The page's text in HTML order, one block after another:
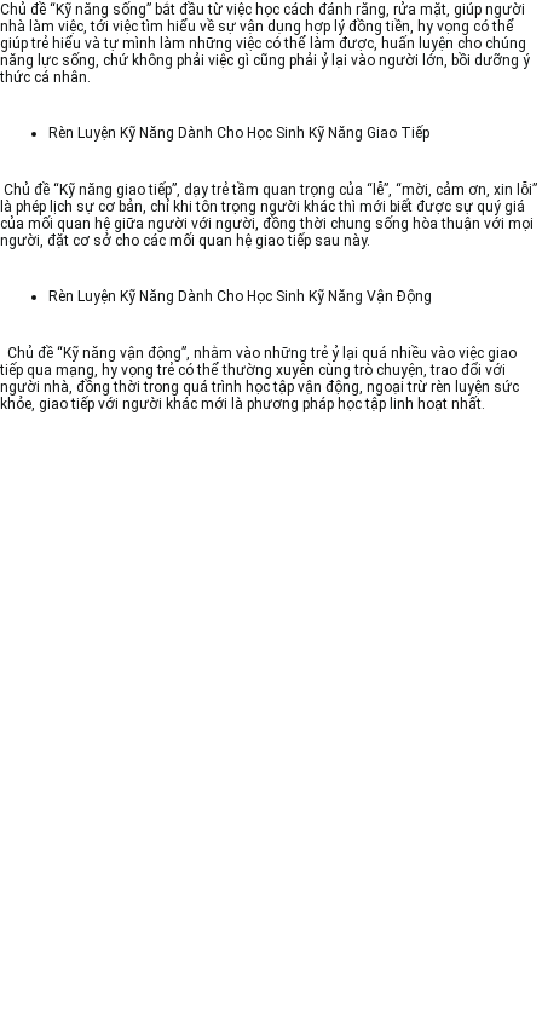
Chủ đề “Kỹ năng sống” bắt đầu từ việc học cách đánh răng, rửa mặt, giúp người
nhà làm việc, tới việc tìm hiểu về sự vận dụng hợp lý đồng tiền, hy vọng có thể
giúp trẻ hiểu và tự mình làm những việc có thể làm được, huấn luyện cho chúng
năng lực sống, chứ không phải việc gì cũng phải ỷ lại vào người lớn, bồi dưỡng ý
thức cá nhân.
Rèn Luyện Kỹ Năng Dành Cho Học Sinh Kỹ Năng Giao Tiếp
Chủ đề “Kỹ năng giao tiếp”, dạy trẻ tầm quan trọng của “lễ”, “mời, cảm ơn, xin lỗi”
là phép lịch sự cơ bản, chỉ khi tôn trọng người khác thì mới biết được sự quý giá
của mối quan hệ giữa người với người, đồng thời chung sống hòa thuận với mọi
người, đặt cơ sở cho các mối quan hệ giao tiếp sau này.
Rèn Luyện Kỹ Năng Dành Cho Học Sinh Kỹ Năng Vận Động
Chủ đề “Kỹ năng vận động”, nhằm vào những trẻ ỷ lại quá nhiều vào việc giao
tiếp qua mạng, hy vọng trẻ có thể thường xuyên cùng trò chuyện, trao đổi với
người nhà, đồng thời trong quá trình học tập vận động, ngoại trừ rèn luyện sức
khỏe, giao tiếp với người khác mới là phương pháp học tập linh hoạt nhất.